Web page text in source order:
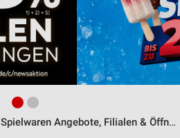
Spielwaren Angebote, Filialen & Öffnungszeiten